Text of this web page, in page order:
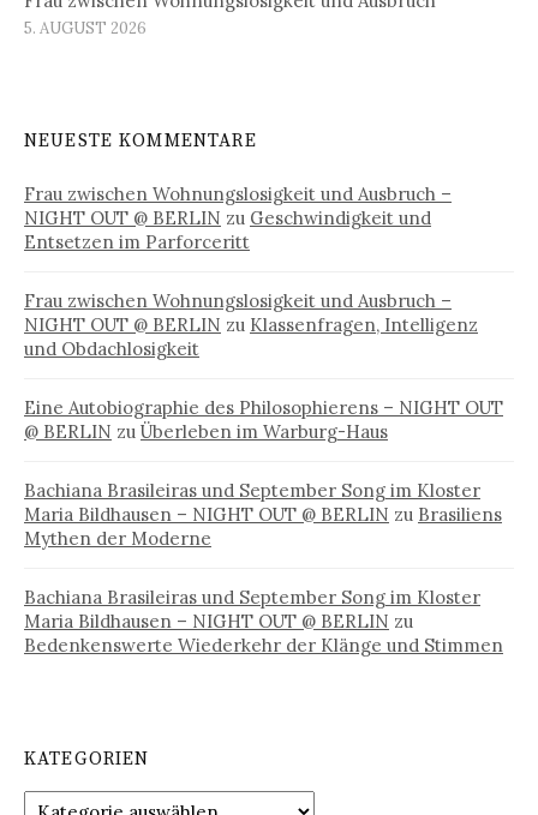
5. AUGUST 2026
NEUESTE KOMMENTARE
Frau zwischen Wohnungslosigkeit und Ausbruch –
NIGHT OUT @ BERLIN zu Geschwindigkeit und
Entsetzen im Parforceritt
Frau zwischen Wohnungslosigkeit und Ausbruch –
NIGHT OUT @ BERLIN zu Klassenfragen, Intelligenz
und Obdachlosigkeit
Eine Autobiographie des Philosophierens – NIGHT OUT
@ BERLIN zu Überleben im Warburg-Haus
Bachiana Brasileiras und September Song im Kloster
Maria Bildhausen – NIGHT OUT @ BERLIN zu Brasiliens
Mythen der Moderne
Bachiana Brasileiras und September Song im Kloster
Maria Bildhausen – NIGHT OUT @ BERLIN zu
Bedenkenswerte Wiederkehr der Klänge und Stimmen
KATEGORIEN
Kategorien